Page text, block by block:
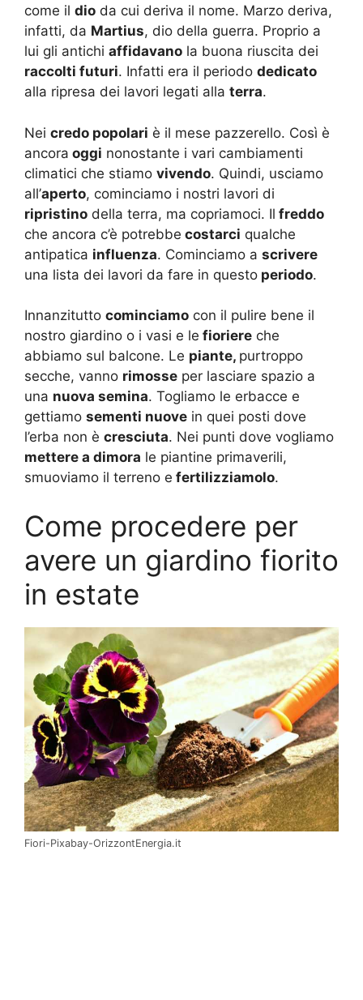
come il dio da cui deriva il nome. Marzo deriva,
infatti, da Martius, dio della guerra. Proprio a
lui gli antichi affidavano la buona riuscita dei
raccolti futuri. Infatti era il periodo dedicato
alla ripresa dei lavori legati alla terra.
Nei credo popolari è il mese pazzerello. Così è
ancora oggi nonostante i vari cambiamenti
climatici che stiamo vivendo. Quindi, usciamo
all’aperto, cominciamo i nostri lavori di
ripristino della terra, ma copriamoci. Il freddo
che ancora c’è potrebbe costarci qualche
antipatica influenza. Cominciamo a scrivere
una lista dei lavori da fare in questo periodo.
Innanzitutto cominciamo con il pulire bene il
nostro giardino o i vasi e le fioriere che
abbiamo sul balcone. Le piante, purtroppo
secche, vanno rimosse per lasciare spazio a
una nuova semina. Togliamo le erbacce e
gettiamo sementi nuove in quei posti dove
l’erba non è cresciuta. Nei punti dove vogliamo
mettere a dimora le piantine primaverili,
smuoviamo il terreno e fertilizziamolo.
Come procedere per
avere un giardino fiorito
in estate
Fiori-Pixabay-OrizzontEnergia.it